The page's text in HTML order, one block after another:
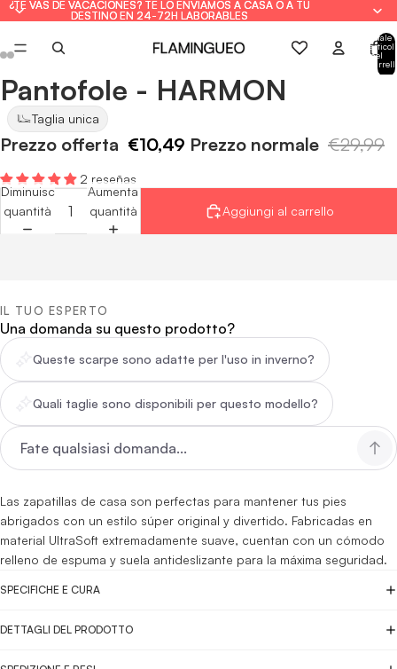
¿TE VAS DE VACACIONES? TE LO ENVIAMOS A CASA O A TU
DESTINO EN 24-72H LABORABLES
¿TE VAS DE VACACIONES? TE LO ENVIAMOS A CASA O A TU
DESTINO EN 24-72H LABORABLES
Totale
articoli
nel
Apri
immagine
schermo
Apri
immagine
schermo
Apri
immagine
schermo
Apri
immagine
schermo
Apri
immagine
schermo
Apri
immagine
schermo
Pantofole - HARMON
Taglia unica
Prezzo offerta €10,49 Prezzo normale €29,99
2 reseñas
Diminuisci
quantità
Aumenta
quantità
Aggiungi al carrello
IL TUO ESPERTO
Una domanda su questo prodotto?
Queste scarpe sono adatte per l'uso in inverno?
Quali taglie sono disponibili per questo modello?
Las zapatillas de casa son perfectas para mantener tus pies
abrigados con un estilo súper original y divertido. Fabricadas en
material UltraSoft extremadamente suave, cuentan con un cómodo
relleno de espuma y suela antideslizante para la máxima seguridad.
SPECIFICHE E CURA
DETTAGLI DEL PRODOTTO